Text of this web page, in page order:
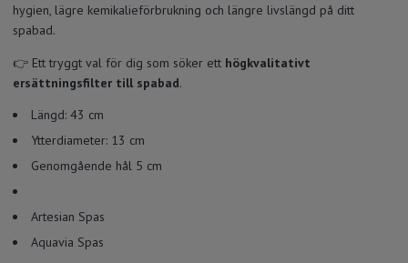
hygien, lägre kemikalieförbrukning och längre livslängd på ditt
spabad.
👉 Ett tryggt val för dig som söker ett högkvalitativt
ersättningsfilter till spabad.
Längd: 43 cm
Ytterdiameter: 13 cm
Genomgående hål 5 cm
Artesian Spas
Aquavia Spas